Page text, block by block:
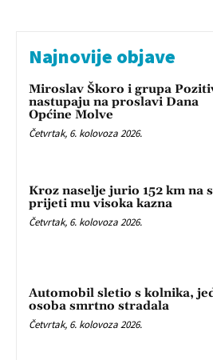
Najnovije objave
Miroslav Škoro i grupa
nastupaju na proslavi Dana
Općine Molve
Četvrtak, 6. kolovoza 2026.
Kroz naselje jurio 152 km na
prijeti mu visoka kazna
Četvrtak, 6. kolovoza 2026.
Automobil sletio s kolnika,
osoba smrtno stradala
Četvrtak, 6. kolovoza 2026.